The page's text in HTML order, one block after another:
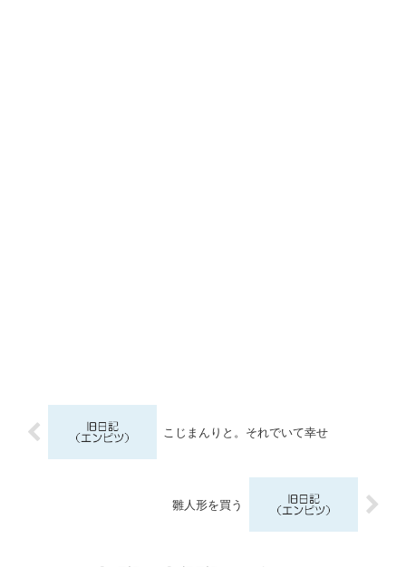
こじまんりと。それでいて幸せ
雛人形を買う